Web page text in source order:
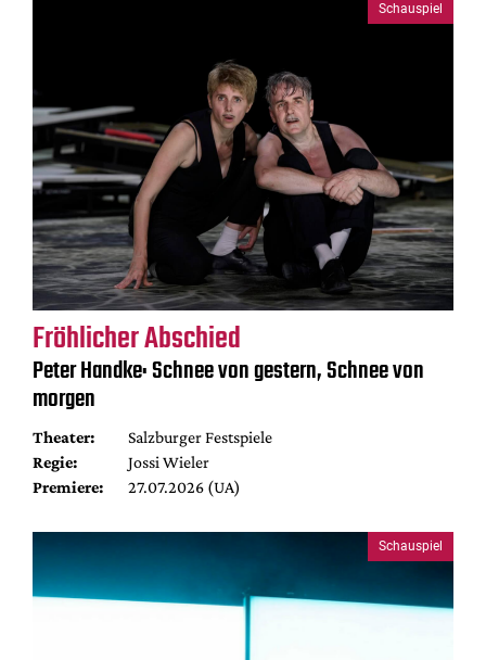
Schauspiel
Fröhlicher Abschied
Peter Handke: Schnee von gestern, Schnee von
morgen
Theater:
Salzburger Festspiele
Regie:
Jossi Wieler
Premiere:
27.07.2026 (UA)
Schauspiel